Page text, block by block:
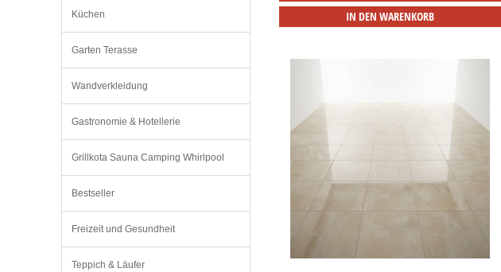
IN DEN WARENKORB
Küchen
Garten Terasse
Wandverkleidung
Gastronomie & Hotellerie
Grillkota Sauna Camping Whirlpool
Bestseller
Freizeit und Gesundheit
Teppich & Läufer